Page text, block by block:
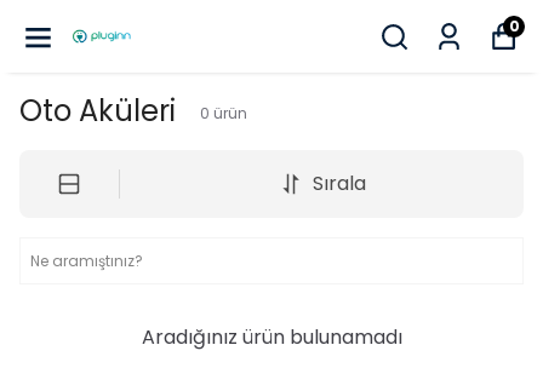
0
Oto Aküleri 0 ürün
Sırala
Aradığınız ürün bulunamadı